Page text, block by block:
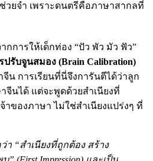
วยจำ เพราะดนตรีคือภาษาสากลที่
กการให้เด็กท่อง “ปัว พัว มัว ฟัว”
ปรับจูนสมอง (Brain Calibration)
น การเรียนที่นี่จึงการันตีได้ว่าลูก
นได้ แต่จะพูดด้วยสำเนียงที่
าของภาษา ไม่ใช่สำเนียงแปร่งๆ ที่
ว่า “สำเนียงที่ถูกต้อง สร้าง